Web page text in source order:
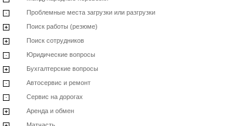
Проблемные места загрузки или разгрузки
Поиск работы (резюме)
Поиск сотрудников
Юридические вопросы
Бухгалтерские вопросы
Автосервис и ремонт
Сервис на дорогах
Аренда и обмен